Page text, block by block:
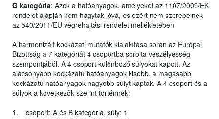
G kategória: Azok a hatóanyagok, amelyeket az 1107/2009/EK
rendelet alapján nem hagytak jóvá, és ezért nem szerepelnek
az 540/2011/EU végrehajtási rendelet mellékletében.
A harmonizált kockázati mutatók kialakítása során az Európai
Bizottság a 7 kategóriát 4 csoportba sorolta veszélyesség
szempontjából. A 4 csoport különböző súlyokat kapott. Az
alacsonyabb kockázatú hatóanyagok kisebb, a magasabb
kockázatú hatóanyagok nagyobb súlyt kaptak. A 4 csoport és a
súlyok a következők szerint történnek:
1. csoport: A és B kategória, súly: 1